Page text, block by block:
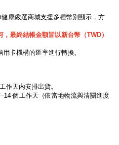
康嚴選商城支援多種幣別顯示，方
最終結帳金額皆以新台幣（TWD）
卡機構的匯率進行轉換。
作天內安排出貨。
個工作天（依當地物流與清關進度